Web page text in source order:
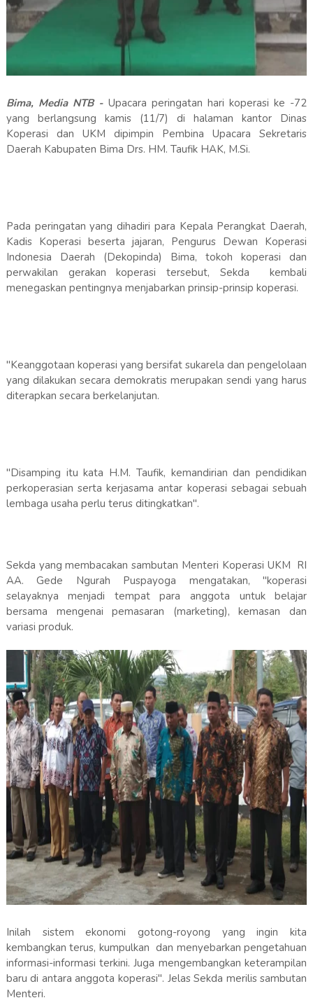
Bima, Media NTB - Upacara peringatan hari koperasi ke -72
yang berlangsung kamis (11/7) di halaman kantor Dinas
Koperasi dan UKM dipimpin Pembina Upacara Sekretaris
Daerah Kabupaten Bima Drs. HM. Taufik HAK, M.Si.
Pada peringatan yang dihadiri para Kepala Perangkat Daerah,
Kadis Koperasi beserta jajaran, Pengurus Dewan Koperasi
Indonesia Daerah (Dekopinda) Bima, tokoh koperasi dan
perwakilan gerakan koperasi tersebut, Sekda kembali
menegaskan pentingnya menjabarkan prinsip-prinsip koperasi.
"Keanggotaan koperasi yang bersifat sukarela dan pengelolaan
yang dilakukan secara demokratis merupakan sendi yang harus
diterapkan secara berkelanjutan.
"Disamping itu kata H.M. Taufik, kemandirian dan pendidikan
perkoperasian serta kerjasama antar koperasi sebagai sebuah
lembaga usaha perlu terus ditingkatkan".
Sekda yang membacakan sambutan Menteri Koperasi UKM RI
AA. Gede Ngurah Puspayoga mengatakan, "koperasi
selayaknya menjadi tempat para anggota untuk belajar
bersama mengenai pemasaran (marketing), kemasan dan
variasi produk.
Inilah sistem ekonomi gotong-royong yang ingin kita
kembangkan terus, kumpulkan dan menyebarkan pengetahuan
informasi-informasi terkini. Juga mengembangkan keterampilan
baru di antara anggota koperasi". Jelas Sekda merilis sambutan
Menteri.